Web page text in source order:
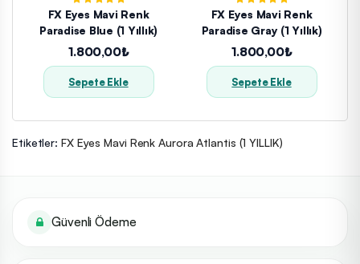
FX Eyes Mavi Renk
Paradise Blue (1 Yıllık)
1.800,00₺
Sepete Ekle
FX Eyes Mavi Renk
Paradise Gray (1 Yıllık)
1.800,00₺
Sepete Ekle
Etiketler: FX Eyes Mavi Renk Aurora Atlantis (1 YILLIK)
Güvenli Ödeme